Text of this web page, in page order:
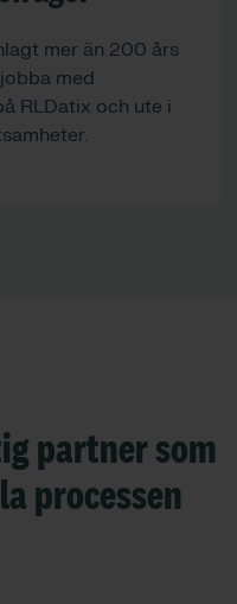
mer än 200 års
med
RLDatix och ute i
partner som
processen